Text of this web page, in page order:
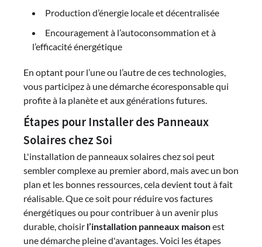
Production d’énergie locale et décentralisée
Encouragement à l’autoconsommation et à
l’efficacité énergétique
En optant pour l’une ou l’autre de ces technologies,
vous participez à une démarche écoresponsable qui
profite à la planète et aux générations futures.
Étapes pour Installer des Panneaux
Solaires chez Soi
L'installation de panneaux solaires chez soi peut
sembler complexe au premier abord, mais avec un bon
plan et les bonnes ressources, cela devient tout à fait
réalisable. Que ce soit pour réduire vos factures
énergétiques ou pour contribuer à un avenir plus
durable, choisir l’installation panneaux maisonest
une démarche pleine d'avantages. Voici les étapes